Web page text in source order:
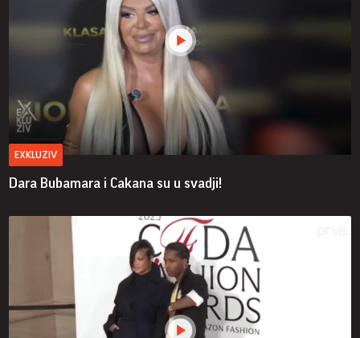
EXKLUZIV
Dara Bubamara i Cakana su u svadji!